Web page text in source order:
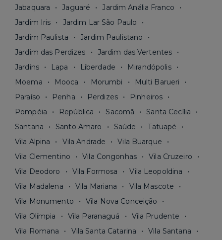
Jabaquara
Jaguaré
Jardim Anália Franco
Jardim Iris
Jardim Lar São Paulo
Jardim Paulista
Jardim Paulistano
Jardim das Perdizes
Jardim das Vertentes
Jardins
Lapa Liberdade
Mirandópolis
Moema
Mooca Morumbi
Multi Barueri
Paraíso
Penha Perdizes
Pinheiros
Pompéia
República Sacomã
Santa Cecília
Santana
Santo Amaro Saúde
Tatuapé
Vila Alpina
Vila Andrade
Vila Buarque
Vila Clementino
Vila Congonhas
Vila Cruzeiro
Vila Deodoro
Vila Formosa
Vila Leopoldina
Vila Madalena
Vila Mariana
Vila Mascote
Vila Monumento
Vila Nova Conceição
Vila Olímpia
Vila Paranaguá
Vila Prudente
Vila Romana
Vila Santa Catarina
Vila Santana